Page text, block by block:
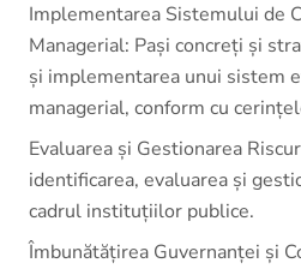
Implementarea Sistemului de
Managerial: Pași concreți și
și implementarea unui sistem
managerial, conform cu
Evaluarea și Gestionarea
identificarea, evaluarea și
cadrul instituțiilor publice.
Îmbunătățirea Guvernanței și